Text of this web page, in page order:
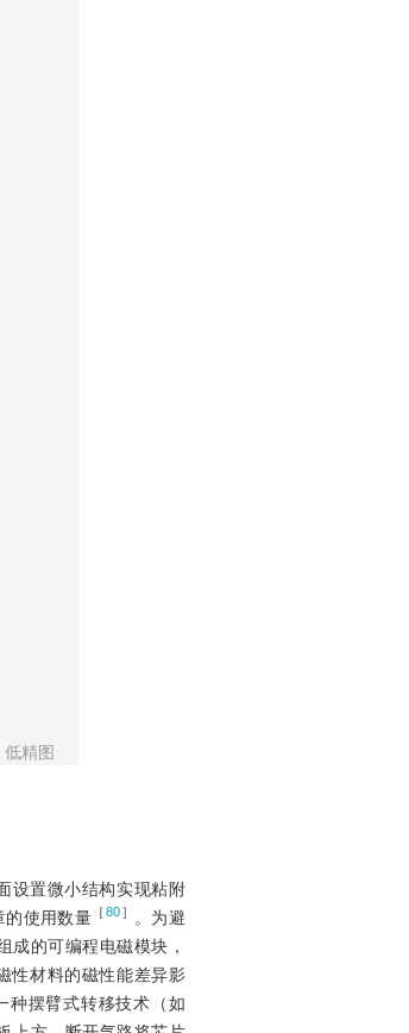
低精图
设置微小结构实现粘附
的使用数量 ［80］ 。为避
成的可编程电磁模块，
性材料的磁性能差异影
种摆臂式转移技术（如